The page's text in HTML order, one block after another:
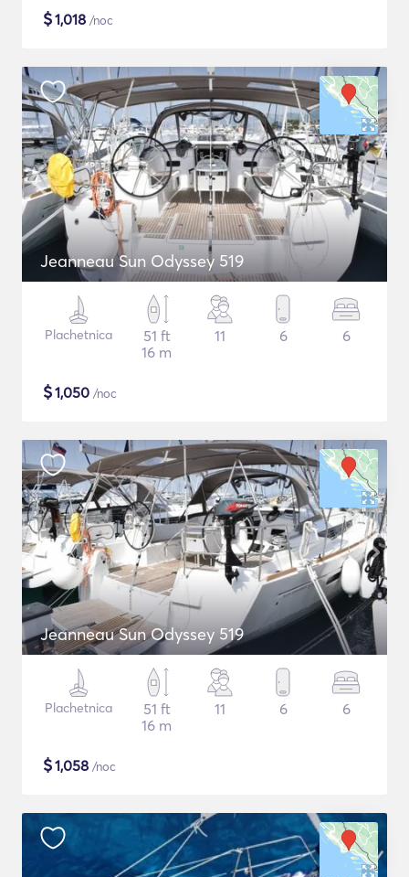
$1,018 /noc
Jeanneau Sun Odyssey 519
Plachetnica
51 ft
16 m
11 6 6
$1,050 /noc
Jeanneau Sun Odyssey 519
Plachetnica
51 ft
16 m
11 6 6
$1,058 /noc